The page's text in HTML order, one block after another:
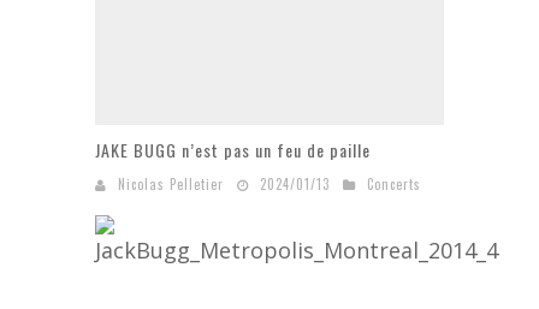
JAKE BUGG n’est pas un feu de paille
Nicolas Pelletier 2024/01/13 Concerts